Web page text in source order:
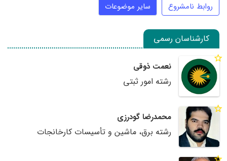
روابط نامشروع
سایر موضوعات
کارشناسان رسمی
نعمت ذوقی
رشته امور ثبتی
محمدرضا گودرزی
رشته برق، ماشین و تأسیسات کارخانجات